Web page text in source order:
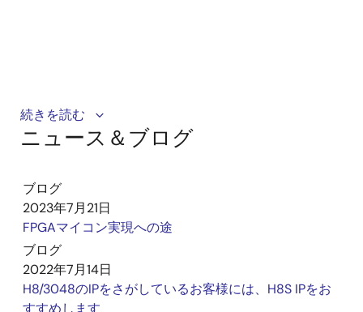
ご使用のマイコン製品のソフトウェアを、IPを使用して
再利用したい、というご要望を多く頂いています。本
動画では、H8/300,H8/300H,H8Sシリーズ対応FPGA実
す。第1章では、 IPを用いて再現したマイコン機能の
FPGA実装を紹介します。
続きを読む
ニュース＆ブログ
ブログ
2023年7月21日
FPGAマイコン実現への途
ブログ
2022年7月14日
H8/3048のIPをさがしているお客様には、H8S IPをお